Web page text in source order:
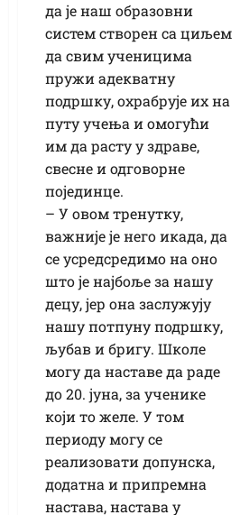
да је наш образовни
систем створен са циљем
да свим ученицима
пружи адекватну
подршку, охрабрује их на
путу учења и омогући
им да расту у здраве,
свесне и одговорне
појединце.
– У овом тренутку,
важније је него икада, да
се усредсредимо на оно
што је најбоље за нашу
децу, јер она заслужују
нашу потпуну подршку,
љубав и бригу. Школе
могу да наставе да раде
до 20. јуна, за ученике
који то желе. У том
периоду могу се
реализовати допунска,
додатна и припремна
настава, настава у